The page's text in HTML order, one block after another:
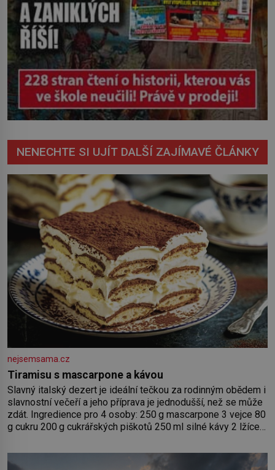
NENECHTE SI UJÍT DALŠÍ ZAJÍMAVÉ ČLÁNKY
nejsemsama.cz
Tiramisu s mascarpone a kávou
Slavný italský dezert je ideální tečkou za rodinným obědem i
slavnostní večeří a jeho příprava je jednodušší, než se může
zdát. Ingredience pro 4 osoby: 250 g mascarpone 3 vejce 80
g cukru 200 g cukrářských piškotů 250 ml silné kávy 2 lžíce
bílků. Žloutky vyšlehejte s cukrem do světlé pěny a postupně
do nich vmíchejte mascarpone, aby vznikl hladký